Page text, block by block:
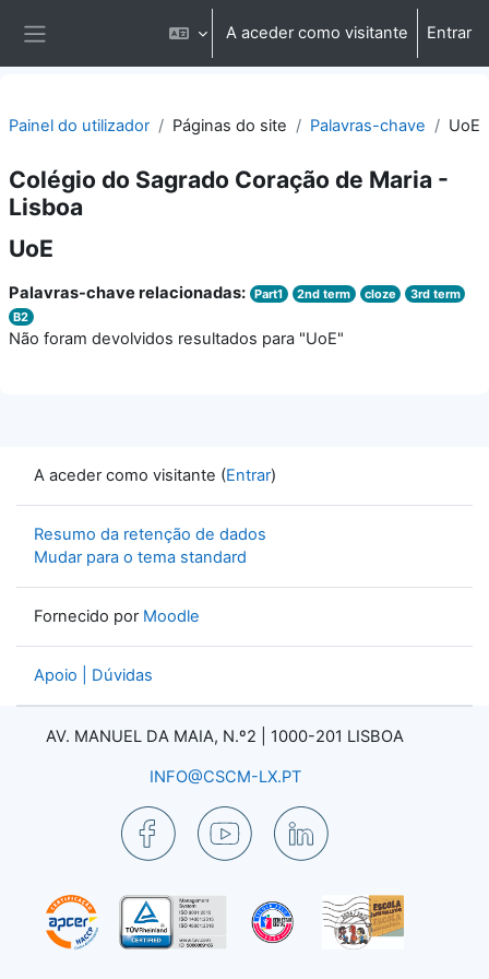
A aceder como visitante Entrar
Painel do utilizador Páginas do site Palavras-chave UoE
Colégio do Sagrado Coração de Maria -
Lisboa
UoE
Palavras-chave relacionadas: Part1 2nd term cloze
3rd term
B2
Não foram devolvidos resultados para "UoE"
A aceder como visitante (Entrar)
Resumo da retenção de dados
Mudar para o tema standard
Fornecido por Moodle
Apoio | Dúvidas
AV. MANUEL DA MAIA, N.º2 | 1000-201 LISBOA
INFO@CSCM-LX.PT